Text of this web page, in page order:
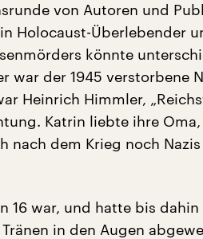
von Autoren und
Holocaust-Überlebender
könnte
war der 1945 verstorbene
Heinrich Himmler,
Katrin liebte ihre
nach dem Krieg noch
16 war, und hatte bis dahin
in den Augen